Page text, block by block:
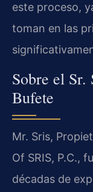
este proceso,
toman en las
Sobre el
Bufete
Mr. Sris,
Of SRIS, P.C.,
décadas de